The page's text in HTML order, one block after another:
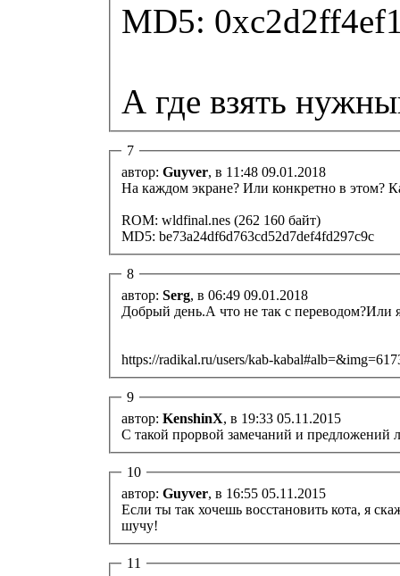
MD5:
А где взять
7
автор: Guyver, в 11:48 09.01.2018
На каждом экране? Или конкретно в этом?
ROM: wldfinal.nes (262 160 байт)
MD5: be73a24df6d763cd52d7def4fd297c9c
8
автор: Serg, в 06:49 09.01.2018
Добрый день.А что не так с переводом?Или
https://radikal.ru/users/kab-
9
автор: KenshinX, в 19:33 05.11.2015
С такой прорвой замечаний и
10
автор: Guyver, в 16:55 05.11.2015
Если ты так хочешь восстановить кота, я
шучу!
11